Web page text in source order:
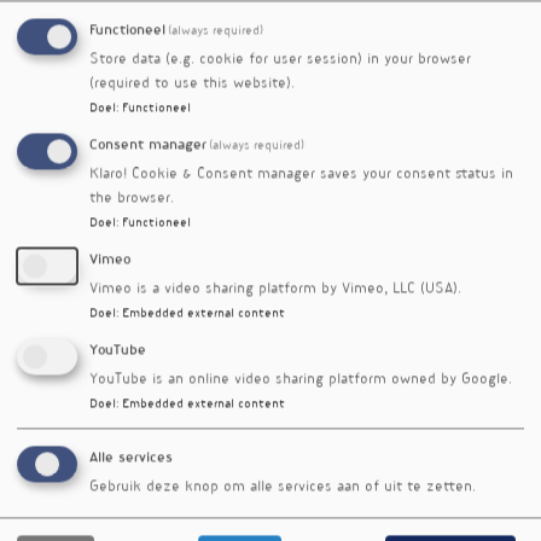
Jaarbeurs Innovation Mile Beatrixgebouw - 6e verdieping
Jaarbeursplein 6
Nederland
Telefoonnummer
06 14880347
Functioneel (always required)
Store data (e.g. cookie for user session) in your browser
(required to use this website).
Doel : Functioneel
Consent manager (always required)
Klaro! Cookie & Consent manager saves your consent status in
the browser.
Doel : Functioneel
Vimeo
Vimeo is a video sharing platform by Vimeo, LLC (USA).
Doel : Embedded external content
YouTube
YouTube is an online video sharing platform owned by Google.
Doel : Embedded external content
Alle services
Gebruik deze knop om alle services aan of uit te zetten.